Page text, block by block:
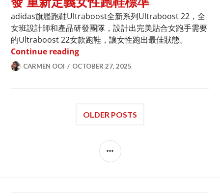
adidas旗艦跑鞋Ultraboost全新系列Ultraboost 22，全
女班設計師和產品研發團隊，設計出完美貼合女跑手需要
的Ultraboost 22女款跑鞋，讓女性跑出最佳狀態。
Continue readingadidas Ultraboost 22：全女班研發 重
CARMEN OOI OCTOBER 27, 2025
OLDER POSTS
SIDEBAR